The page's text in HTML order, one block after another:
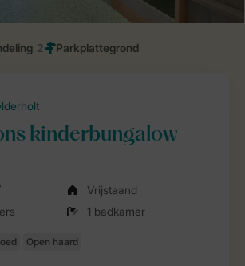
2
kinderbungalow
Vrijstaand
1 badkamer